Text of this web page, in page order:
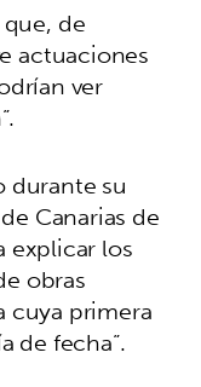
de
actuaciones
ver
durante su
Canarias de
explicar los
obras
cuya primera
de fecha”.